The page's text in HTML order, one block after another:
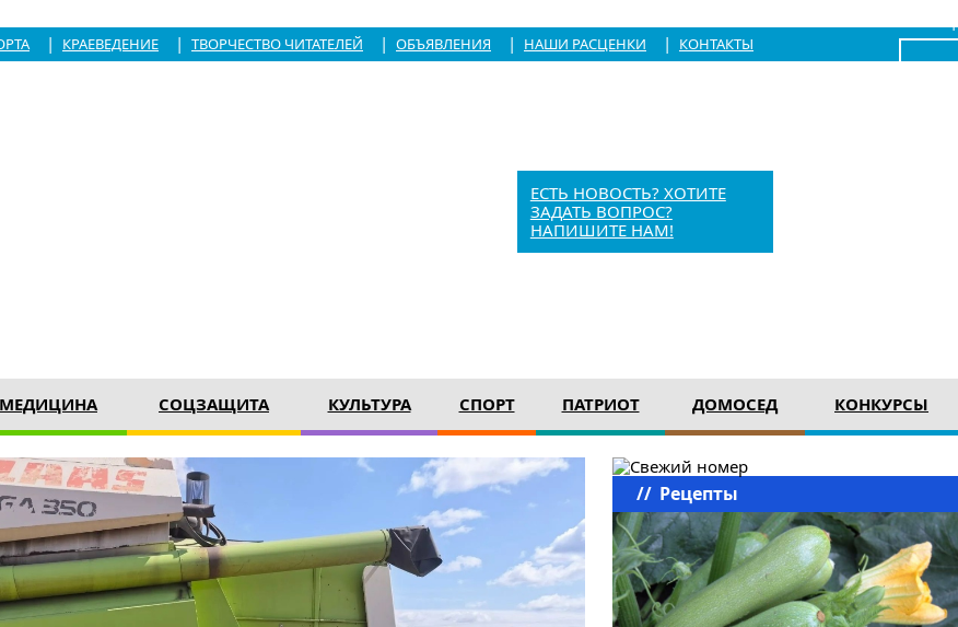
x
| КРАЕВЕДЕНИЕ | ТВОРЧЕСТВО ЧИТАТЕЛЕЙ | ОБЪЯВЛЕНИЯ | НАШИ РАСЦЕНКИ | КОНТАКТЫ
ЕСТЬ НОВОСТЬ? ХОТИТЕ
ЗАДАТЬ ВОПРОС?
НАПИШИТЕ НАМ!
МЕДИЦИНА СОЦЗАЩИТА КУЛЬТУРА СПОРТ ПАТРИОТ ДОМОСЕД КОНКУРСЫ
// Рецепты